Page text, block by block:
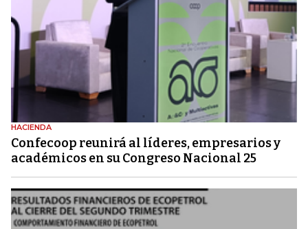
HACIENDA
Confecoop reunirá al líderes, empresarios y
académicos en su Congreso Nacional 25